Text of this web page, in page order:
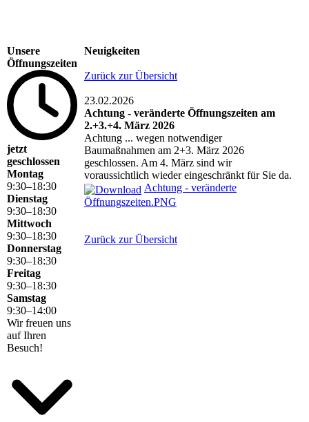
Unsere
Öffnungszeiten
jetzt
geschlossen
Montag
9:30–18:30
Dienstag
9:30–18:30
Mittwoch
9:30–18:30
Donnerstag
9:30–18:30
Freitag
9:30–18:30
Samstag
9:30–14:00
Wir freuen uns
auf Ihren
Besuch!
Neuigkeiten
Zurück zur Übersicht
23.02.2026
Achtung - veränderte Öffnungszeiten am
2.+3.+4. März 2026
Achtung ... wegen notwendiger
Baumaßnahmen am 2+3. März 2026
geschlossen. Am 4. März sind wir
voraussichtlich wieder eingeschränkt für Sie da.
Achtung - veränderte
Öffnungszeiten.PNG
Zurück zur Übersicht